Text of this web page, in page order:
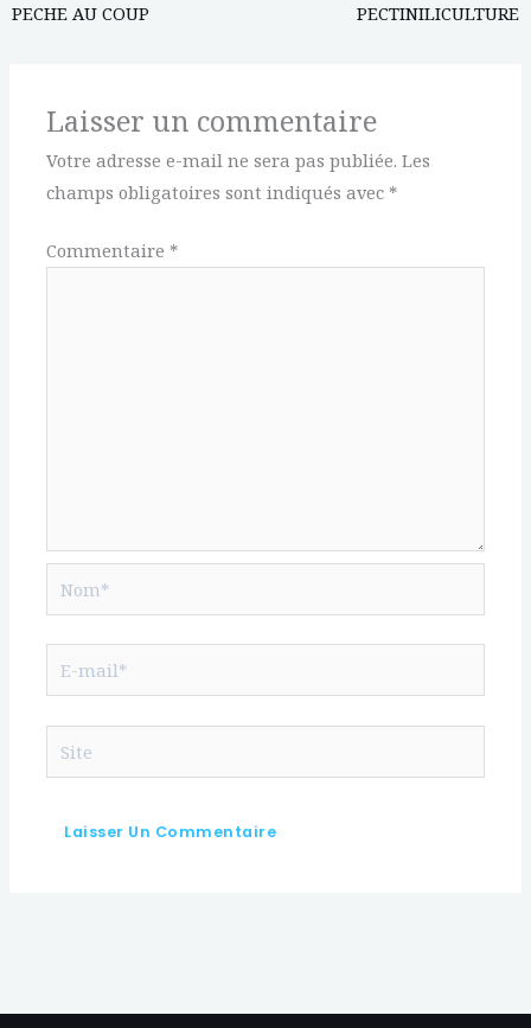
PECHE AU COUP PECTINILICULTURE
Laisser un commentaire
Votre adresse e-mail ne sera pas publiée. Les
champs obligatoires sont indiqués avec *
Commentaire *
mail*